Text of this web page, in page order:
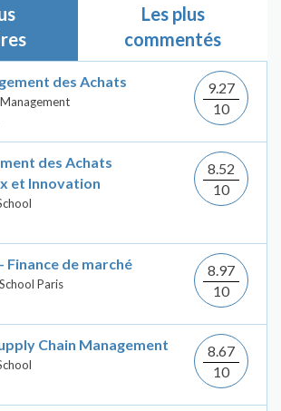
Les plus
commentés
des Achats
9.27
10
des Achats
et Innovation
8.52
10
Finance de marché
Paris
8.97
10
Chain Management
8.67
10